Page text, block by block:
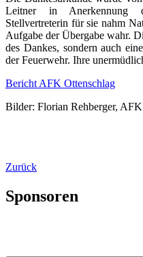
Leitner in Anerkennung
Stellvertreterin für sie nahm
Aufgabe der Übergabe wahr.
des Dankes, sondern auch
der Feuerwehr. Ihre
Bericht AFK Ottenschlag
Bilder: Florian Rehberger,
Zurück
Sponsoren